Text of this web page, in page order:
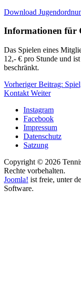
Download
Informationen für
Das Spielen eines
12,- € pro Stunde und
beschränkt.
Vorheriger Beitrag:
Kontakt Weiter
Instagram
Facebook
Impressum
Datenschutz
Satzung
Copyright © 2026
Rechte vorbehalten.
Joomla! ist freie, unter
Software.